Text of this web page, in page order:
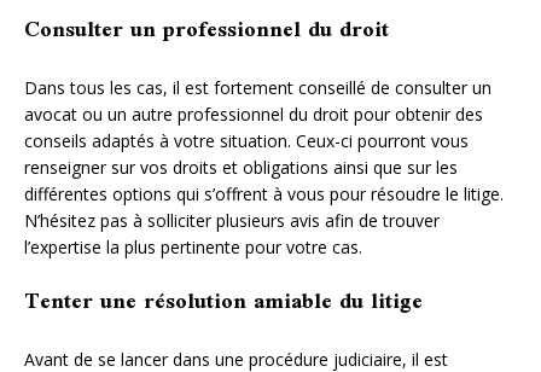
Consulter un professionnel du droit
Dans tous les cas, il est fortement conseillé de consulter un
avocat ou un autre professionnel du droit pour obtenir des
conseils adaptés à votre situation. Ceux-ci pourront vous
renseigner sur vos droits et obligations ainsi que sur les
différentes options qui s’offrent à vous pour résoudre le litige.
N’hésitez pas à solliciter plusieurs avis afin de trouver
l’expertise la plus pertinente pour votre cas.
Tenter une résolution amiable du litige
Avant de se lancer dans une procédure judiciaire, il est